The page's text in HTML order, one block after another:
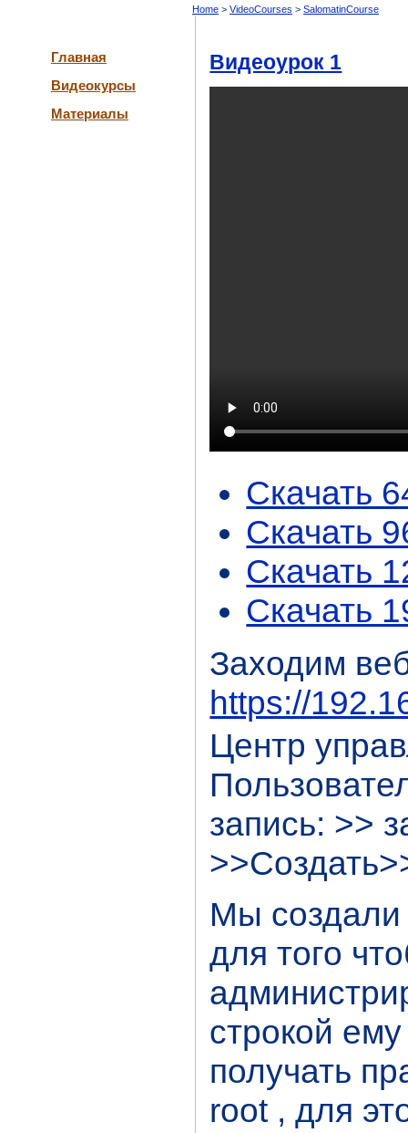
Home VideoCourses SalomatinCourse
Главная
Видеокурсы
Материалы
Видеоурок 1
Скачать
Скачать
Скачать
Скачать
Заходим
https://
Центр
запись: >>
Мы создали
для того
строкой
получать
root , для